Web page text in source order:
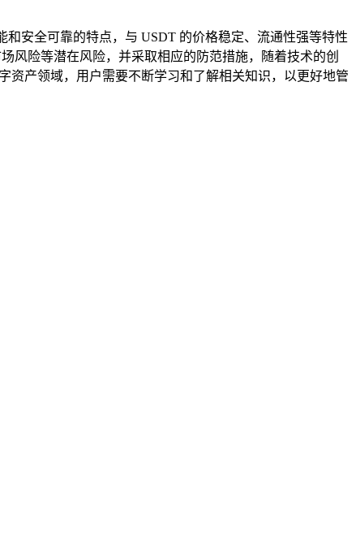
安全可靠的特点，与 USDT 的价格稳定、流通性强等特性
风险等潜在风险，并采取相应的防范措施，随着技术的创
资产领域，用户需要不断学习和了解相关知识，以更好地管